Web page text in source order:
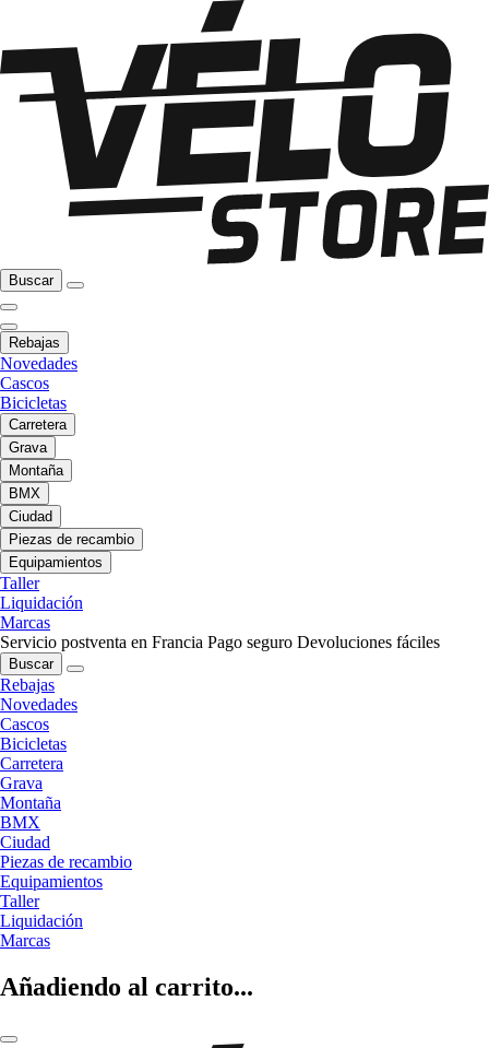
Buscar
Rebajas
Novedades
Cascos
Bicicletas
Carretera
Grava
Montaña
BMX
Ciudad
Piezas de recambio
Equipamientos
Taller
Liquidación
Marcas
Servicio postventa en Francia Pago seguro Devoluciones fáciles
Buscar
Rebajas
Novedades
Cascos
Bicicletas
Carretera
Grava
Montaña
BMX
Ciudad
Piezas de recambio
Equipamientos
Taller
Liquidación
Marcas
Añadiendo al carrito...